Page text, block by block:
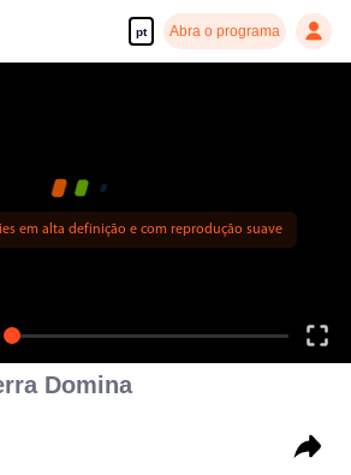
pt Abra o programa
em alta definição e com reprodução suave
Domina